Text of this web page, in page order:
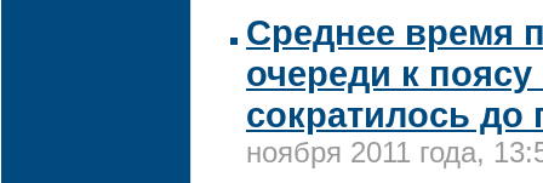
Среднее время
очереди к
сократилось до
ноября 2011 года,